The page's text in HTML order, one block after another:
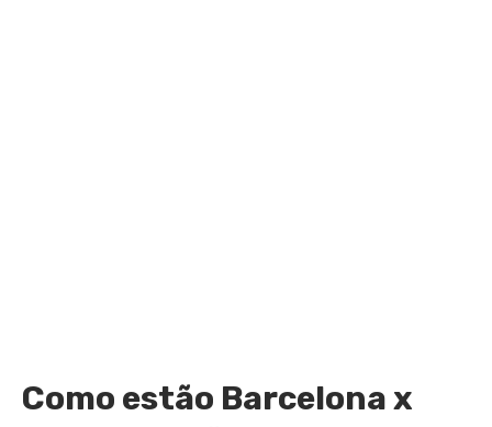
Como estão Barcelona x